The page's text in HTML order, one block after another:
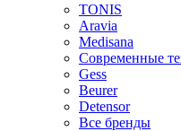
TONIS
Aravia
Medisana
Современные
Gess
Beurer
Detensor
Все бренды